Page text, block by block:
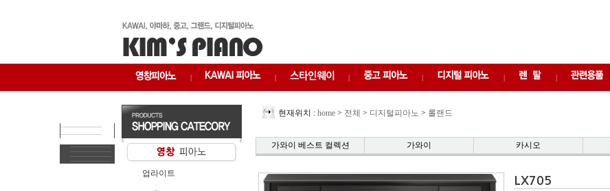
| | | | | |
업라이트
현재위치 : home > 전체 > 디지털피아노 > 롤랜드
가와이 베스트 컬렉션 가와이 카시오
LX705